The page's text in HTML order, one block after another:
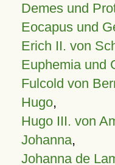
Demes und
Eocapus und
Erich II. von
Euphemia und
Fulcold von
Hugo,
Hugo III. von
Johanna,
Johanna de